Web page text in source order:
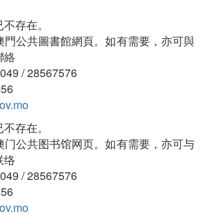
存在。
門公共圖書館網頁。如有需要，亦可與
絡
/ 28567576
存在。
门公共图书馆网页。如有需要，亦可与
络
/ 28567576